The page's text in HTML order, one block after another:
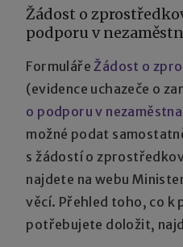
Žádost o
podporu v
Formuláře Žádost o
(evidence uchazeče o
o podporu v
možné podat
s žádostí o
najdete na webu
věcí. Přehled toho, co k
potřebujete doložit,